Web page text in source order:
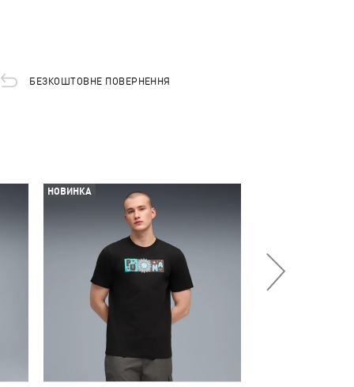
БЕЗКОШТОВНЕ ПОВЕРНЕННЯ
НОВИНКА